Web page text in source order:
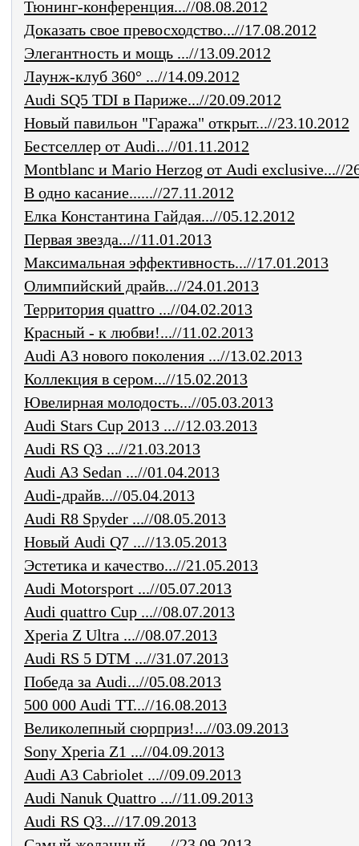
Тюнинг-конференция...//08.08.2012
Доказать свое превосходство...//17.08.2012
Элегантность и мощь ...//13.09.2012
Лаунж-клуб 360° ...//14.09.2012
Audi SQ5 TDI в Париже...//20.09.2012
Новый павильон "Гаража" открыт...//23.10.2012
Бестселлер от Audi...//01.11.2012
Montblanc и Mario Herzog от Audi exclusive...//
В одно касание......//27.11.2012
Елка Константина Гайдая...//05.12.2012
Первая звезда...//11.01.2013
Максимальная эффективность...//17.01.2013
Олимпийский драйв...//24.01.2013
Территория quattro ...//04.02.2013
Красный - к любви!...//11.02.2013
Audi A3 нового поколения ...//13.02.2013
Коллекция в сером...//15.02.2013
Ювелирная молодость...//05.03.2013
Audi Stars Cup 2013 ...//12.03.2013
Audi RS Q3 ...//21.03.2013
Audi A3 Sedan ...//01.04.2013
Audi-драйв...//05.04.2013
Audi R8 Spyder ...//08.05.2013
Новый Audi Q7 ...//13.05.2013
Эстетика и качество...//21.05.2013
Audi Motorsport ...//05.07.2013
Audi quattro Cup ...//08.07.2013
Xperia Z Ultra ...//08.07.2013
Audi RS 5 DTM ...//31.07.2013
Победа за Audi...//05.08.2013
500 000 Audi TT...//16.08.2013
Великолепный сюрприз!...//03.09.2013
Sony Xperia Z1 ...//04.09.2013
Audi A3 Cabriolet ...//09.09.2013
Audi Nanuk Quattro ...//11.09.2013
Audi RS Q3...//17.09.2013